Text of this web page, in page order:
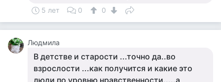
5 лет 0 0
Людмила
В детстве и старости ...точно да..во
взрослости ...как получится и какие это
люди по уровню нравственности.....а